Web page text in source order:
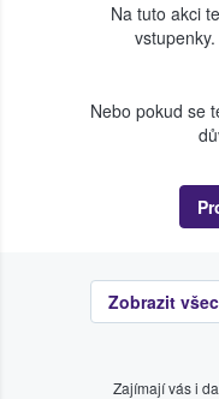
Na tuto akci
Nebo pokud se
Zobrazit
Zajímají vás i